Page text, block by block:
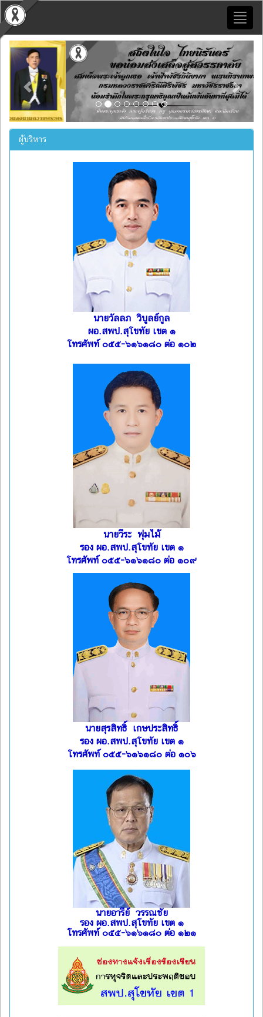
Previous
ผู้บริหาร
นายวัลลภ วิบูลย์กูล
ผอ.สพป.สุโขทัย เขต ๑
โทรศัพท์ ๐๕๕-๖๑๖๑๘๐ ต่อ ๑๐๒
นายวีระ พุ่มไม้
รอง ผอ.สพป.สุโขทัย เขต ๑
โทรศัพท์ ๐๕๕-๖๑๖๑๘๐ ต่อ ๑๐๙
นายสุรสิทธิ์ เกษประสิทธิ์
รอง ผอ.สพป.สุโขทัย เขต ๑
โทรศัพท์ ๐๕๕-๖๑๖๑๘๐ ต่อ ๑๐๖
นายอารีย์ วรรณชัย
รอง ผอ.สพป.สุโขทัย เขต ๑
โทรศัพท์ ๐๕๕-๖๑๖๑๘๐ ต่อ ๑๒๑